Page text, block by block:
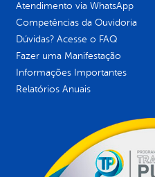
Atendimento via WhatsApp
Competências da Ouvidoria
Dúvidas? Acesse o FAQ
Fazer uma Manifestação
Informações Importantes
Relatórios Anuais